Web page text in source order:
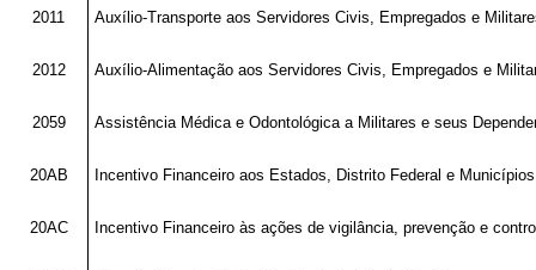
2011 Auxílio-Transporte aos Servidores Civis, Empregados e
2012 Auxílio-Alimentação aos Servidores Civis, Empregados e
2059 Assistência Médica e Odontológica a Militares e seus
20AB Incentivo Financeiro aos Estados, Distrito Federal e
20AC Incentivo Financeiro às ações de vigilância, prevenção e